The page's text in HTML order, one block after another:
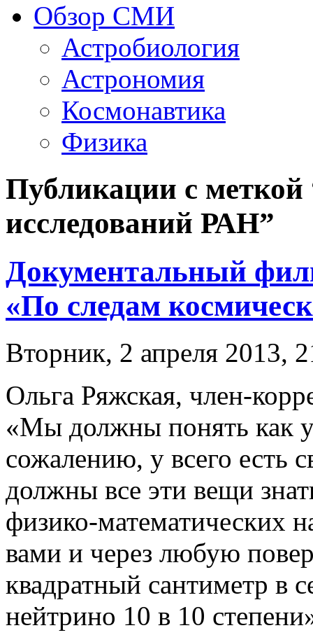
Обзор СМИ
Астробиология
Астрономия
Космонавтика
Физика
Публикации с
исследований РАН”
Документальный
«По следам
Вторник, 2 апреля 2013,
Ольга Ряжская, член-
«Мы должны понять как
сожалению, у всего есть
должны все эти вещи
физико-математических
вами и через любую
квадратный сантиметр в
нейтрино 10 в 10